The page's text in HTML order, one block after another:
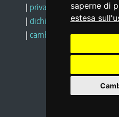
saperne di
estesa
| privacy
social media
| dichiarazione di
| cambio preferenze cookie